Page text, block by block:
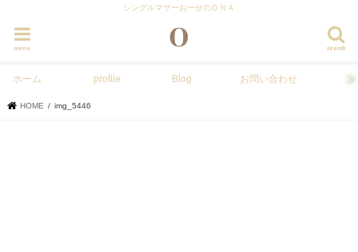
シングルマザーおーせのＤＮＡ
search
menu
ホーム profile Blog お問い合わせ
HOME img_5446